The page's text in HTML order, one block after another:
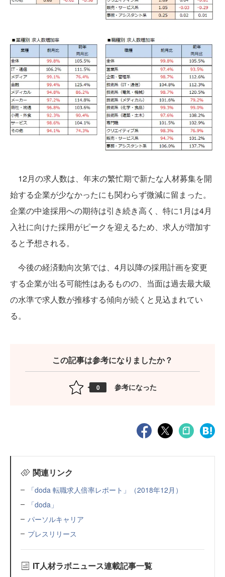
12月の求人数は、年末の繁忙期で新たな人材募集を開
始する企業が少なかったにも関わらず微減に留まった。
企業の中途採用への期待は引き続き高く、特に1月は4月
入社に向けた採用がピークを迎えるため、求人が増加す
ると予想される。
今後の経済動向次第では、4月以降の採用計画を変更
する企業が出る可能性はあるものの、当面は過去最大級
の水準で求人数が推移する傾向が続くと見込まれてい
る。
この記事は参考になりましたか？
0 参考になった
関連リンク
「doda 転職求人倍率レポート」（2018年12月）
「doda」
パーソルキャリア
プレスリリース
IT人材ラボニュース連載記事一覧